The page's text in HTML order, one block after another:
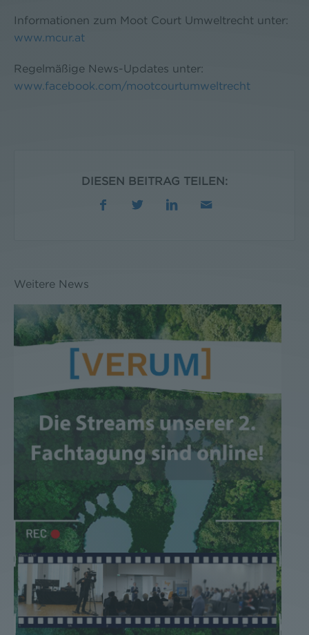
Informationen zum Moot Court Umweltrecht unter:
www.mcur.at
Regelmäßige News-Updates unter:
www.facebook.com/mootcourtumweltrecht
DIESEN BEITRAG TEILEN:
Weitere News